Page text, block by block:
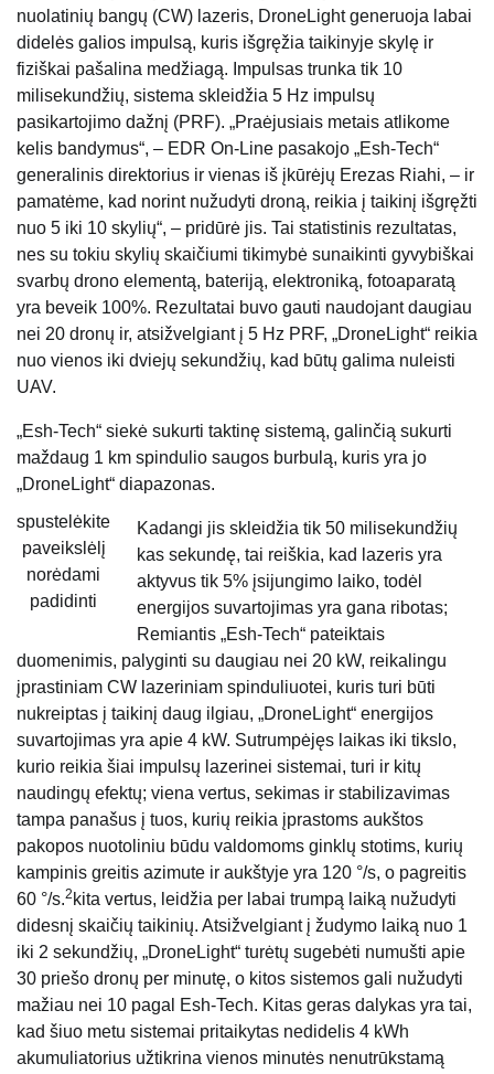
nuolatinių bangų (CW) lazeris, DroneLight generuoja labai
didelės galios impulsą, kuris išgręžia taikinyje skylę ir
fiziškai pašalina medžiagą. Impulsas trunka tik 10
milisekundžių, sistema skleidžia 5 Hz impulsų
pasikartojimo dažnį (PRF). „Praėjusiais metais atlikome
kelis bandymus“, – EDR On-Line pasakojo „Esh-Tech“
generalinis direktorius ir vienas iš įkūrėjų Erezas Riahi, – ir
pamatėme, kad norint nužudyti droną, reikia į taikinį išgręžti
nuo 5 iki 10 skylių“, – pridūrė jis. Tai statistinis rezultatas,
nes su tokiu skylių skaičiumi tikimybė sunaikinti gyvybiškai
svarbų drono elementą, bateriją, elektroniką, fotoaparatą
yra beveik 100%. Rezultatai buvo gauti naudojant daugiau
nei 20 dronų ir, atsižvelgiant į 5 Hz PRF, „DroneLight“ reikia
nuo vienos iki dviejų sekundžių, kad būtų galima nuleisti
UAV.
„Esh-Tech“ siekė sukurti taktinę sistemą, galinčią sukurti
maždaug 1 km spindulio saugos burbulą, kuris yra jo
„DroneLight“ diapazonas.
spustelėkite
paveikslėlį
norėdami
padidinti
Kadangi jis skleidžia tik 50 milisekundžių
kas sekundę, tai reiškia, kad lazeris yra
aktyvus tik 5% įsijungimo laiko, todėl
energijos suvartojimas yra gana ribotas;
Remiantis „Esh-Tech“ pateiktais
duomenimis, palyginti su daugiau nei 20 kW, reikalingu
įprastiniam CW lazeriniam spinduliuotei, kuris turi būti
nukreiptas į taikinį daug ilgiau, „DroneLight“ energijos
suvartojimas yra apie 4 kW. Sutrumpėjęs laikas iki tikslo,
kurio reikia šiai impulsų lazerinei sistemai, turi ir kitų
naudingų efektų; viena vertus, sekimas ir stabilizavimas
tampa panašus į tuos, kurių reikia įprastoms aukštos
pakopos nuotoliniu būdu valdomoms ginklų stotims, kurių
kampinis greitis azimute ir aukštyje yra 120 °/s, o pagreitis
60 °/s.2 kita vertus, leidžia per labai trumpą laiką nužudyti
didesnį skaičių taikinių. Atsižvelgiant į žudymo laiką nuo 1
iki 2 sekundžių, „DroneLight“ turėtų sugebėti numušti apie
30 priešo dronų per minutę, o kitos sistemos gali nužudyti
mažiau nei 10 pagal Esh-Tech. Kitas geras dalykas yra tai,
kad šiuo metu sistemai pritaikytas nedidelis 4 kWh
akumuliatorius užtikrina vienos minutės nenutrūkstamą